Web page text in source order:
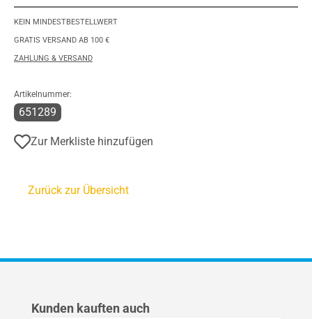
KEIN MINDESTBESTELLWERT
GRATIS VERSAND AB 100 €
ZAHLUNG & VERSAND
Artikelnummer:
651289
Zur Merkliste hinzufügen
Zurück zur Übersicht
Produktgalerie überspringen
Kunden kauften auch